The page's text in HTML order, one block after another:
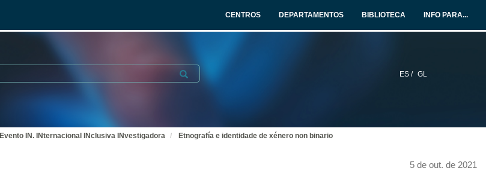
CENTROS DEPARTAMENTOS BIBLIOTECA INFO PARA...
ES / GL
Submit
Evento IN. INternacional INclusiva INvestigadora Etnografía e identidade de xénero non binario
5 de out. de 2021
Quenda de preguntas. Bioloxía e saberes intersex. Refacendo os enfoques artesanais da ciencia e a clínica
4 de out. de 2021